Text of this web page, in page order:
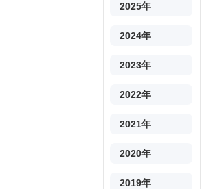
2025年
2024年
2023年
2022年
2021年
2020年
2019年